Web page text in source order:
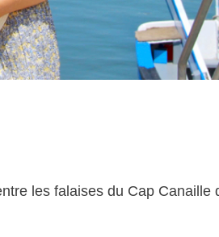
les falaises du Cap Canaille